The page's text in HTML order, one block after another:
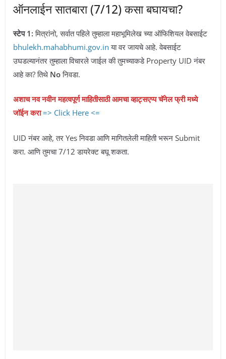
ऑनलाईन सातबारा (7/12) कसा बघायचा?
स्टेप 1: मित्रांनो, सर्वात पहिले तुम्हाला महाभूमिलेख च्या ऑफिशियल वेबसाईट
bhulekh.mahabhumi.gov.in या वर जायचे आहे. वेबसाईट
उघडल्यानंतर तुम्हाला विचारले जाईल की तुमच्याकडे Property UID नंबर
आहे का? तिथे Noनिवडा.
अशाच नव नवीन महत्वपूर्ण माहितीसाठी आमचा व्हाट्सएप्प चॅनेल फ्री मध्ये
जॉईन करा => Click Here <=
UID नंबर आहे, तर Yes निवडा आणि मागितलेली माहिती भरून Submit
करा. आणि तुमचा 7/12 डायरेक्ट बघू शकता.